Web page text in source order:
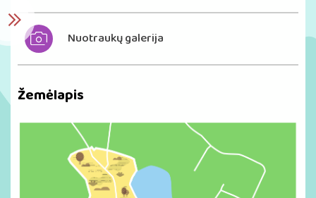
Nuotraukų galerija
Žemėlapis